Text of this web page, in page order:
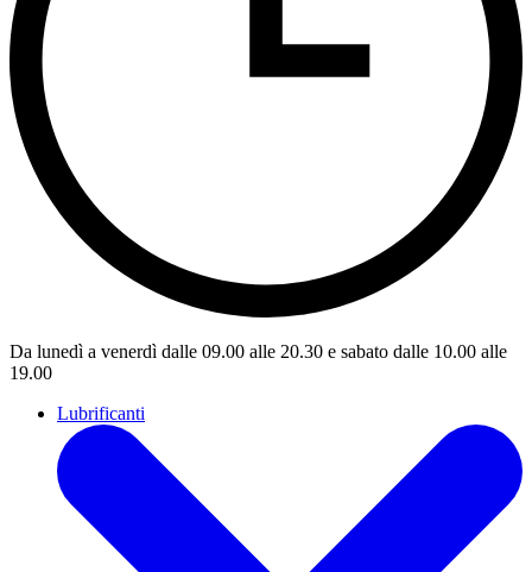
Da lunedì a venerdì dalle 09.00 alle 20.30 e sabato dalle 10.00 alle
19.00
Lubrificanti